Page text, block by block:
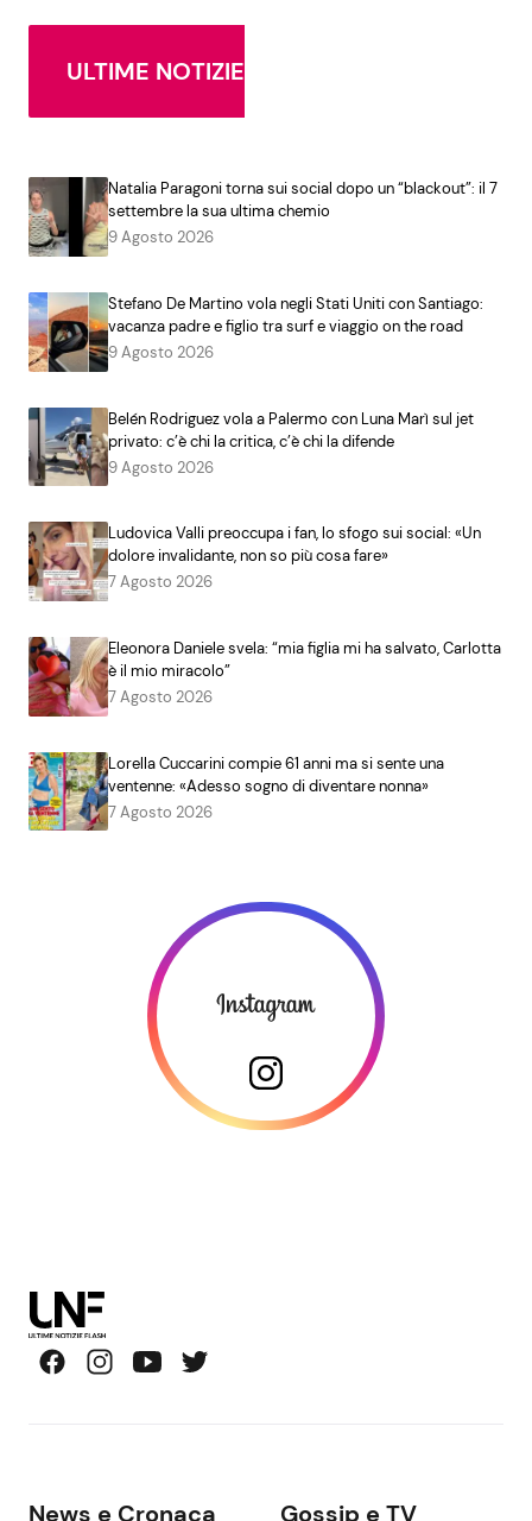
ULTIME NOTIZIE
Natalia Paragoni torna sui social dopo un “blackout”: il 7
settembre la sua ultima chemio
9 Agosto 2026
Stefano De Martino vola negli Stati Uniti con Santiago:
vacanza padre e figlio tra surf e viaggio on the road
9 Agosto 2026
Belén Rodriguez vola a Palermo con Luna Marì sul jet
privato: c’è chi la critica, c’è chi la difende
9 Agosto 2026
Ludovica Valli preoccupa i fan, lo sfogo sui social: «Un
dolore invalidante, non so più cosa fare»
7 Agosto 2026
Eleonora Daniele svela: “mia figlia mi ha salvato, Carlotta
è il mio miracolo”
7 Agosto 2026
Lorella Cuccarini compie 61 anni ma si sente una
ventenne: «Adesso sogno di diventare nonna»
7 Agosto 2026
News e Cronaca Gossip e TV